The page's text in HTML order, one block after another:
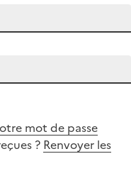
mot de passe
? Renvoyer les